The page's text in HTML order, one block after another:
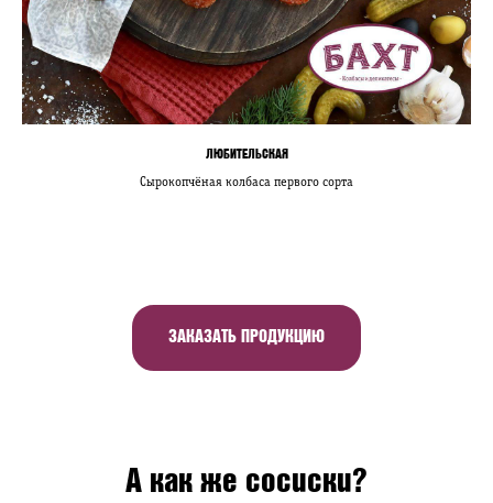
ЛЮБИТЕЛЬСКАЯ
Сырокопчёная колбаса первого сорта
ЗАКАЗАТЬ ПРОДУКЦИЮ
А как же сосиски?